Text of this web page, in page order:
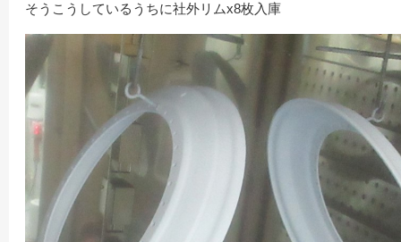
そうこうしているうちに社外リムx8枚入庫